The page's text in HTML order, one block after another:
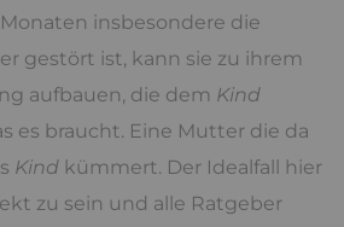
insbesondere die
gestört ist, kann sie zu ihrem
aufbauen, die dem Kind
es braucht. Eine Mutter die da
Kind kümmert. Der Idealfall hier
zu sein und alle Ratgeber